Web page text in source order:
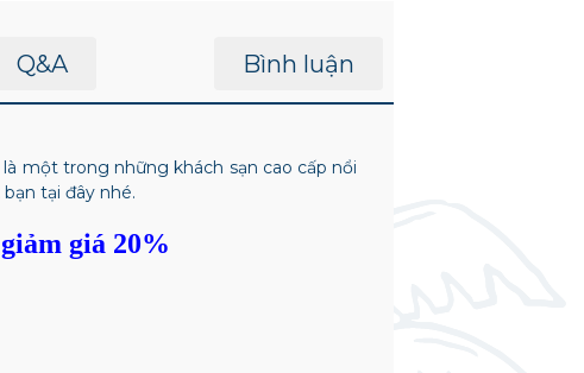
Q&A Bình luận
là một trong những khách sạn cao cấp nổi
tại đây nhé.
giá 20%